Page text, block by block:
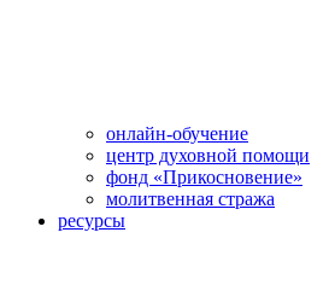
онлайн-обучение
центр духовной помощи
фонд «Прикосновение»
молитвенная стража
ресурсы